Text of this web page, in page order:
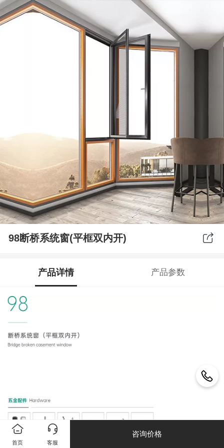
98断桥系统窗(平框双内开)
产品详情 产品参数
首页 客服
咨询价格